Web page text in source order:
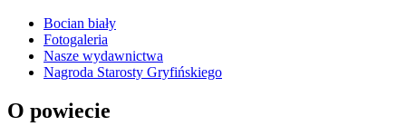
Bocian biały
Fotogaleria
Nasze wydawnictwa
Nagroda Starosty Gryfińskiego
O powiecie